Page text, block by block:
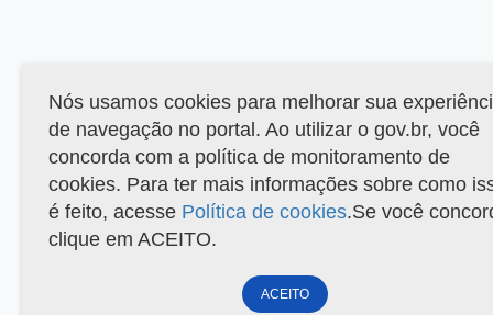
Nós usamos cookies para melhorar sua
de navegação no portal. Ao utilizar o gov.br, você
concorda com a política de monitoramento de
cookies. Para ter mais informações sobre como
é feito, acesse Política de cookies.Se você
clique em ACEITO.
ACEITO